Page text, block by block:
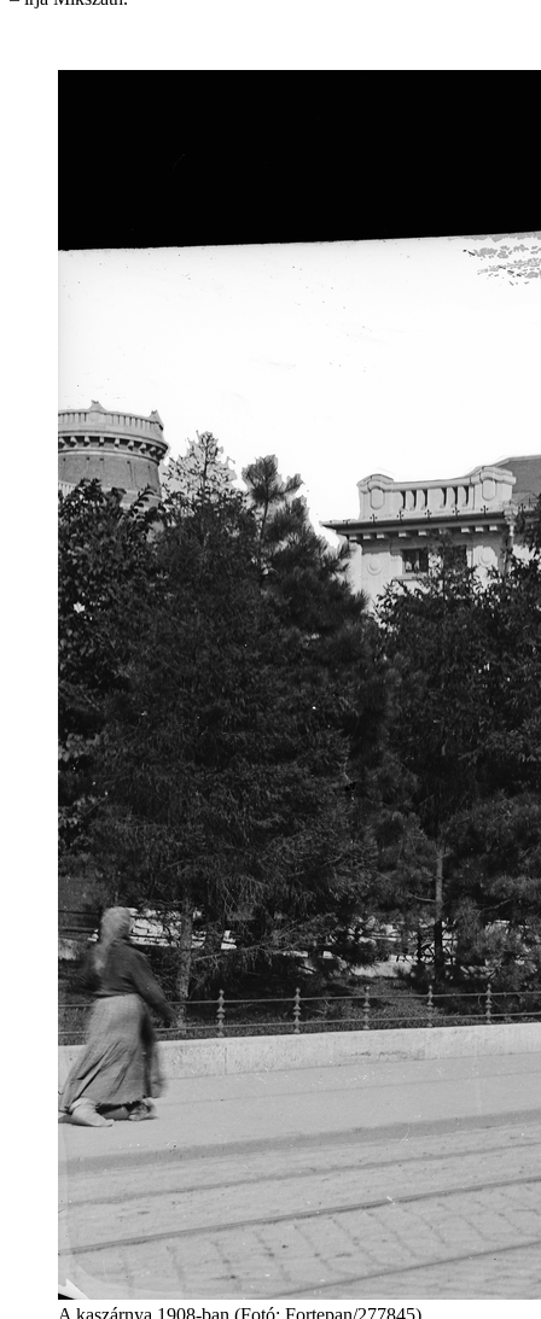
A kaszárnya 1908-ban (Fotó: Fortepan/277845)